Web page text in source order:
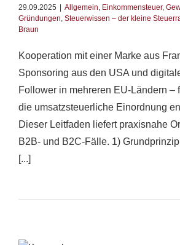
29.09.2025 | Allgemein Einkommensteuer,
Gründungen Steuerwissen – der kleine
Braun
Kooperation mit einer Marke aus
Sponsoring aus den USA und
Follower in mehreren EU-Ländern –
die umsatzsteuerliche Einordnung
Dieser Leitfaden liefert praxisnahe
B2B- und B2C-Fälle. 1)
[...]